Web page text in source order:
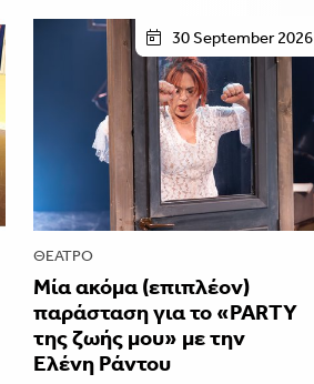
30 September 2026
ΘΈΑΤΡΟ
Μία ακόμα (επιπλέον)
παράσταση για το «PARTY
της ζωής μου» με την
Ελένη Ράντου